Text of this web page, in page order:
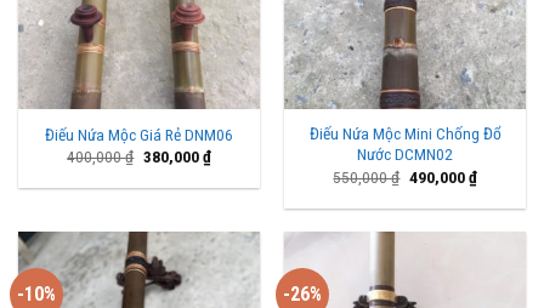
Điếu Nứa Mộc Giá Rẻ DNM06
400,000₫ Giá
là:
380,000₫Giá
hiện
tại
Điếu Nứa Mộc Mini Chống Đổ
Nước DCMN02
550,000₫ Giá
là:
490,000₫Giá
hiện
tại
-10% -26%